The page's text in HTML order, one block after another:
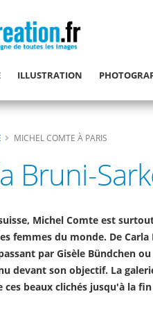
ILLUSTRATION
MICHEL COMTE À PARIS
Bruni-
Michel Comte est
femmes du monde. De Carla
par Gisèle Bündchen
devant son objectif. La
ces beaux clichés jusqu'à la